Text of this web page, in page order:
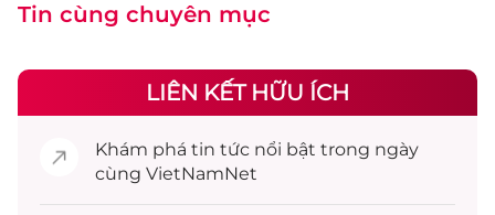
Tin cùng chuyên mục
LIÊN KẾT HỮU ÍCH
Khám phá tin tức nổi bật trong ngày
cùng VietNamNet